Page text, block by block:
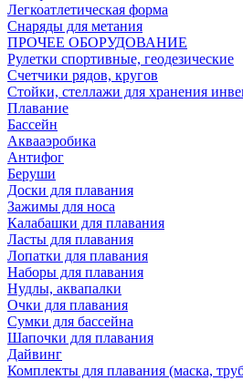
Легкоатлетическая форма
Снаряды для метания
ПРОЧЕЕ ОБОРУДОВАНИЕ
Рулетки спортивные, геодезические
Счетчики рядов, кругов
Стойки, стеллажи для хранения
Плавание
Бассейн
Аквааэробика
Антифог
Беруши
Доски для плавания
Зажимы для носа
Калабашки для плавания
Ласты для плавания
Лопатки для плавания
Наборы для плавания
Нудлы, аквапалки
Очки для плавания
Сумки для бассейна
Шапочки для плавания
Дайвинг
Комплекты для плавания (маска,